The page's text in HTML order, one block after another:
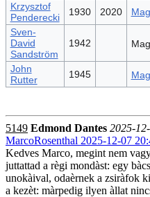
Krzysztof
Penderecki
1930 2020
Sven-
David
Sandström
1942
John
Rutter
1945
5149 Edmond Dantes 2025-
MarcoRosenthal 2025-12-07
Kedves Marco, megint nem
juttattad a règi mondàst: egy
unokàival, odaèrnek a zsiràfok
a kezèt: màrpedig ilyen àllat